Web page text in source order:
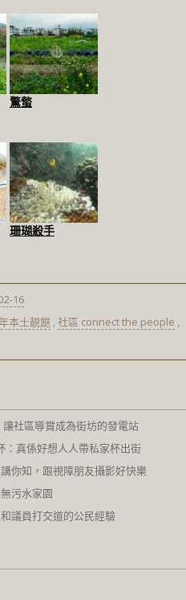
驚螫
珊瑚殺手
16
本土靚餸 ,社區 connect the people ,
讓社區導賞成為街坊的發電站
：真係好想人人帶私家杯出街
你知，跟視障朋友攝影好快樂
污水家園
議員打交道的公民經驗